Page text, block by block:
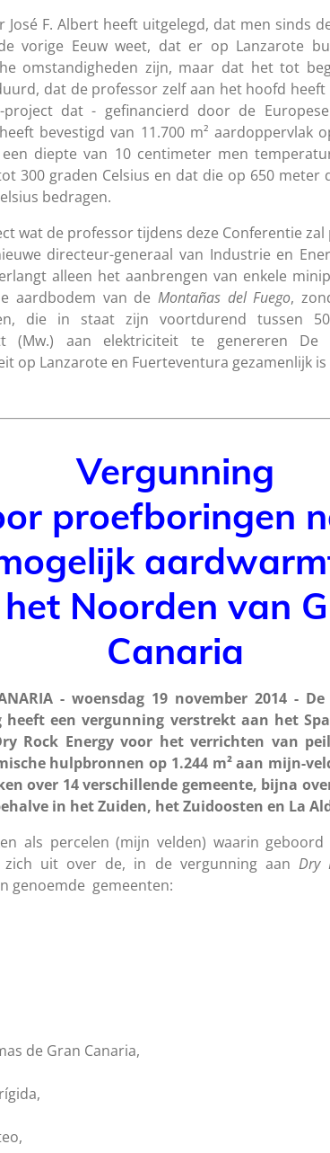
José F. Albert heeft uitgelegd, dat men sinds
vorige Eeuw weet, dat er op Lanzarote
omstandigheden zijn, maar dat het tot
dat de professor zelf aan het hoofd heeft
-project dat - gefinancierd door de
bevestigd van 11.700 m² aardoppervlak
diepte van 10 centimeter men
300 graden Celsius en dat die op 650 meter
bedragen.
wat de professor tijdens deze Conferentie
directeur-generaal van Industrie en
alleen het aanbrengen van enkele
aardbodem van de Montañas del Fuego,
die in staat zijn voortdurend tussen
(Mw.) aan elektriciteit te genereren De
op Lanzarote en Fuerteventura gezamenlijk is
Vergunning
proefboringen
Noorden van
Canaria
- woensdag 19 november 2014 -
heeft een vergunning verstrekt aan het
Rock Energy voor het verrichten van
hulpbronnen op 1.244 m² aan mijn-
over 14 verschillende gemeente, bijna
in het Zuiden, het Zuidoosten en La
als percelen (mijn velden) waarin geboord
zich uit over de, in de vergunning aanDry
genoemde gemeenten:
de Gran Canaria,